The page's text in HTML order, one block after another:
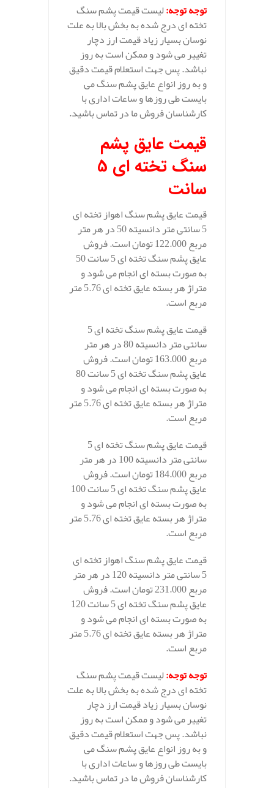
توجه توجه:لیست قیمت پشم سنگ
تخته ای درج شده به بخش بالا به علت
نوسان بسیار زیاد قیمت ارز دچار
تغییر می شود و ممکن است به روز
نباشد. پس جهت استعلام قیمت دقیق
و به روز انواع عایق پشم سنگ می
بایست طی روزها و ساعات اداری با
کارشناسان فروش ما در تماس باشید.
قیمت عایق پشم
سنگ تخته ای 5
سانت
قیمت عایق پشم سنگ اهواز تخته ای
5 سانتی متر دانسیته 50 در هر متر
مربع 122.000 تومان است. فروش
عایق پشم سنگ تخته ای 5 سانت 50
به صورت بسته ای انجام می شود و
متراژ هر بسته عایق تخته ای 5.76 متر
مربع است.
قیمت عایق پشم سنگ تخته ای 5
سانتی متر دانسیته 80 در هر متر
مربع 163.000 تومان است. فروش
عایق پشم سنگ تخته ای 5 سانت 80
به صورت بسته ای انجام می شود و
متراژ هر بسته عایق تخته ای 5.76 متر
مربع است.
قیمت عایق پشم سنگ تخته ای 5
سانتی متر دانسیته 100 در هر متر
مربع 184.000 تومان است. فروش
عایق پشم سنگ تخته ای 5 سانت 100
به صورت بسته ای انجام می شود و
متراژ هر بسته عایق تخته ای 5.76 متر
مربع است.
قیمت عایق پشم سنگ اهواز تخته ای
5 سانتی متر دانسیته 120 در هر متر
مربع 231.000 تومان است. فروش
عایق پشم سنگ تخته ای 5 سانت 120
به صورت بسته ای انجام می شود و
متراژ هر بسته عایق تخته ای 5.76 متر
مربع است.
توجه توجه:لیست قیمت پشم سنگ
تخته ای درج شده به بخش بالا به علت
نوسان بسیار زیاد قیمت ارز دچار
تغییر می شود و ممکن است به روز
نباشد. پس جهت استعلام قیمت دقیق
و به روز انواع عایق پشم سنگ می
بایست طی روزها و ساعات اداری با
کارشناسان فروش ما در تماس باشید.